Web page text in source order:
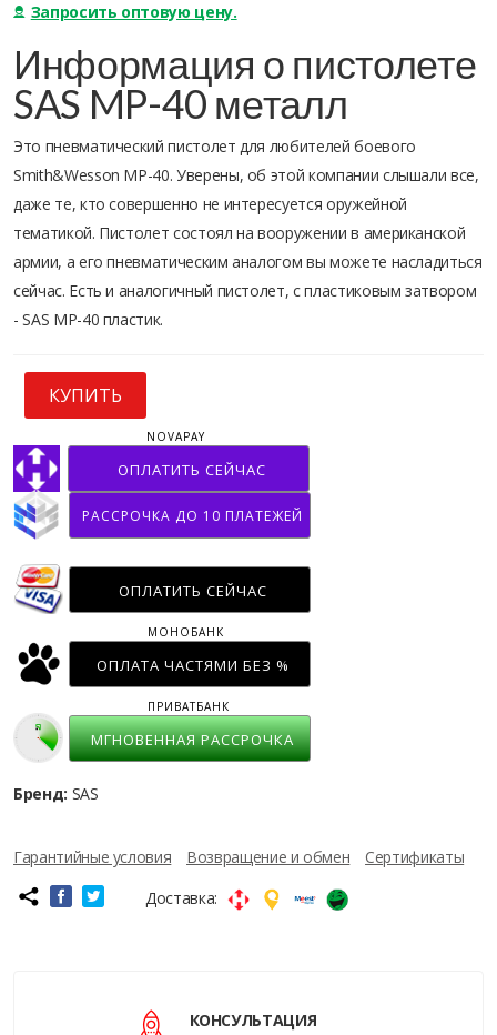
Запросить оптовую цену.
Информация о пистолете
SAS MP-40 металл
Это пневматический пистолет для любителей боевого
Smith&Wesson MP-40. Уверены, об этой компании слышали все,
даже те, кто совершенно не интересуется оружейной
тематикой. Пистолет состоял на вооружении в американской
армии, а его пневматическим аналогом вы можете насладиться
сейчас. Есть и аналогичный пистолет, с пластиковым затвором
- SAS MP-40 пластик.
КУПИТЬ
ОПЛАТИТЬ СЕЙЧАС
NOVAPAY
РАССРОЧКА ДО 10 ПЛАТЕЖЕЙ
ОПЛАТИТЬ СЕЙЧАС
ОПЛАТА ЧАСТЯМИ БЕЗ %
МОНОБАНК
МГНОВЕННАЯ РАССРОЧКА
ПРИВАТБАНК
Бренд: SAS
Гарантийные условия Возвращение и обмен
Сертификаты
Доставка:
КОНСУЛЬТАЦИЯ